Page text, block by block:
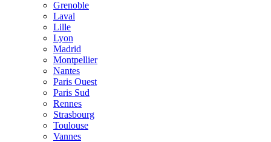
Grenoble
Laval
Lille
Lyon
Madrid
Montpellier
Nantes
Paris Ouest
Paris Sud
Rennes
Strasbourg
Toulouse
Vannes